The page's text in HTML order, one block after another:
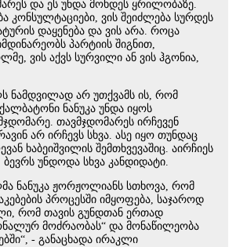
და ეს უნდა მოხდეს ყრილობაზე.
კონსულტაციები, ვის შეიძლება სურდეს
დაყენება და ვის არა. როცა
პარტიის შიგნით,
ვის აქვს სურვილი ან ვის ჰგონია,
ნამდვილად არ უთქვამს ის, რომ
ნანუკა უნდა იყოს
თავმჯდომარეს ირჩევენ
არ ირჩევს სხვა. ასე იყო თუნდაც
ხაბეიშვილის შემთხვევაშიც. აირჩიეს
ბევრს უნდოდა სხვა კანდიდატი.
ნანუკა ჟორჟოლიანს სთხოვა, რომ
პროცესში იმყოფება, საჯაროდ
რომ თავის გუნდთან ერთად
მოძრაობას“ და მონაწილეობა
- განაცხადა ირაკლი